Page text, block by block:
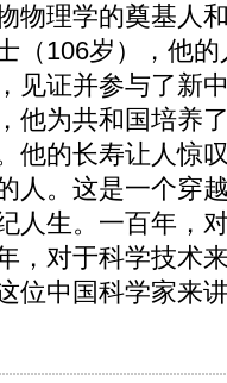
物理学的奠基人
（106岁），他
见证并参与了新
他为共和国培养
他的长寿让人惊
人。这是一个穿
人生。一百年，
，对于科学技术
位中国科学家来